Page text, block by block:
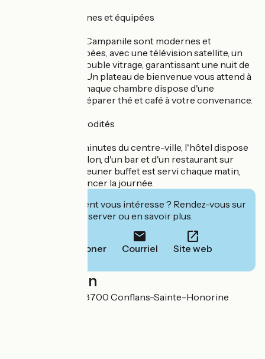
Chambres modernes et équipées
Les chambres du Campanile sont modernes et
entièrement équipées, avec une télévision satellite, un
téléphone et un double vitrage, garantissant une nuit de
sommeil paisible. Un plateau de bienvenue vous attend à
votre arrivée, et chaque chambre dispose d'une
bouilloire pour préparer thé et café à votre convenance.
Services et commodités
Situé à quelques minutes du centre-ville, l'hôtel dispose
d'un jardin, d'un salon, d'un bar et d'un restaurant sur
place. Un petit déjeuner buffet est servi chaque matin,
pour bien commencer la journée.
Cet établissement vous intéresse ? Rendez-vous sur
leur site pour réserver ou en savoir plus.
Téléphoner Courriel Site web
Localisation
91 rue de Cergy 78700 Conflans-Sainte-Honorine